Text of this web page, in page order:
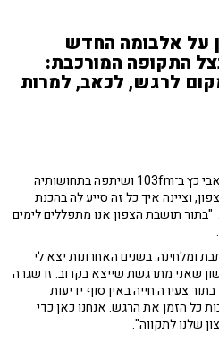
על אלבומה החדש
התקופה המורכבת:
לרגש, לכאב, למרות
היוצרת סיון דניאל דהן שוחחה עם אבי כץ ב־103fm ושיתפה בתחושותיה
וציינה איך כל זה סייע לה בהכנת
תושבת הצפון אנו מתפללים לימים
ומלחינה. בשנים האחרונות יצא לי
שאני מתרגשת שייצא בקרוב. זו שגרה
צעירה חייה באין סוף ידיעות
כל הזמן את הרגש. אנחנו כאן כדי
שלנו לתקווה".